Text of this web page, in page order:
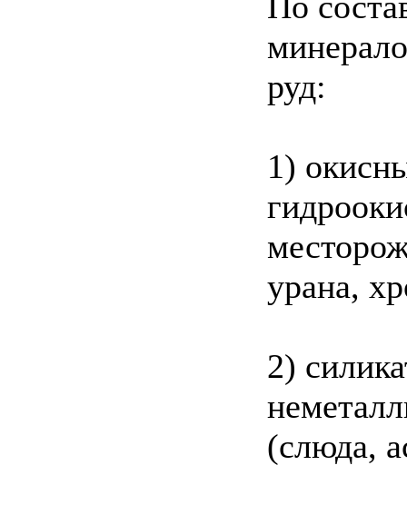
руд:
1)
урана,
2)
(слюда,